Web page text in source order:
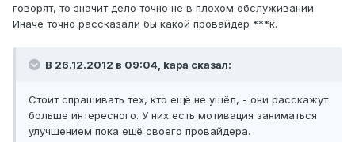
говорят, то значит дело точно не в плохом обслуживании.
Иначе точно рассказали бы какой провайдер ***к.
В 26.12.2012 в 09:04, kapa сказал:
Стоит спрашивать тех, кто ещё не ушёл, - они расскажут
больше интересного. У них есть мотивация заниматься
улучшением пока ещё своего провайдера.